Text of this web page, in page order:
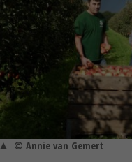
© Annie van Gemert